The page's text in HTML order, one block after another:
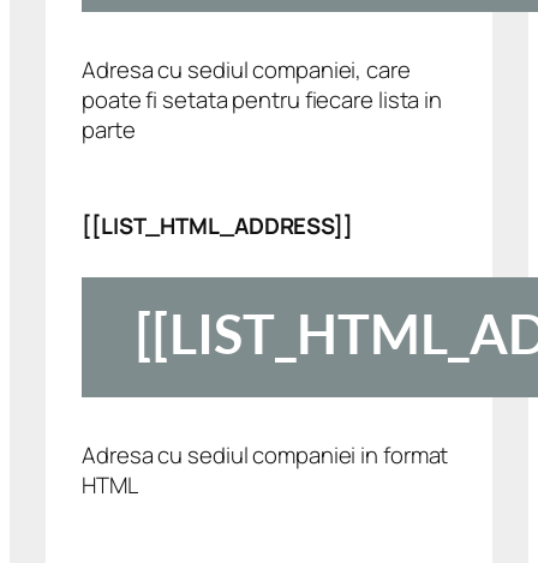
Adresa cu sediul companiei, care
poate fi setata pentru fiecare lista in
parte
[[LIST_HTML_ADDRESS]]
Adresa cu sediul companiei in format
HTML